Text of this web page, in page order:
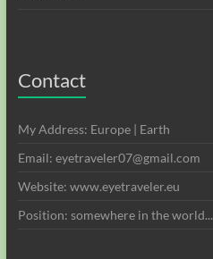
Contact
My Address: Europe | Earth
Email: eyetraveler07@gmail.com
Website: www.eyetraveler.eu
Position: somewhere in the world...